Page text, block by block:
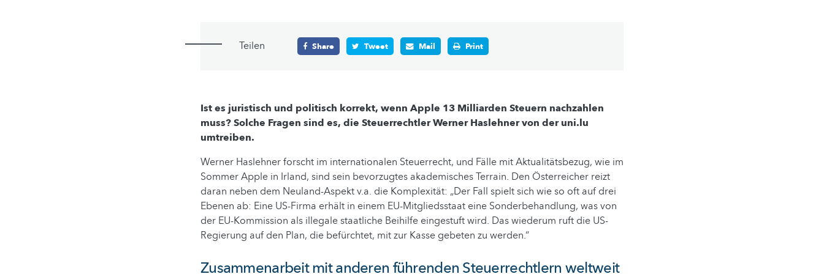
Teilen Share Tweet Mail Print
Ist es juristisch und politisch korrekt, wenn Apple 13 Milliarden Steuern nachzahlen
muss? Solche Fragen sind es, die Steuerrechtler Werner Haslehner von der uni.lu
umtreiben.
Werner Haslehner forscht im internationalen Steuerrecht, und Fälle mit Aktualitätsbezug, wie im
Sommer Apple in Irland, sind sein bevorzugtes akademisches Terrain. Den Österreicher reizt
daran neben dem Neuland-Aspekt v.a. die Komplexität: „Der Fall spielt sich wie so oft auf drei
Ebenen ab: Eine US-Firma erhält in einem EU-Mitgliedsstaat eine Sonderbehandlung, was von
der EU-Kommission als illegale staatliche Beihilfe eingestuft wird. Das wiederum ruft die US-
Regierung auf den Plan, die befürchtet, mit zur Kasse gebeten zu werden.“
Zusammenarbeit mit anderen führenden Steuerrechtlern weltweit